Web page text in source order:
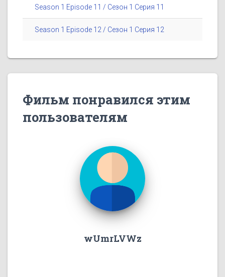
Season 1 Episode 11 / Сезон 1 Серия 11
Season 1 Episode 12 / Сезон 1 Серия 12
Фильм понравился этим
пользователям
wUmrLVWz